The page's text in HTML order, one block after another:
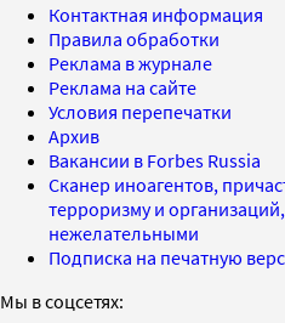
Контактная информация
Правила обработки
Реклама в журнале
Реклама на сайте
Условия перепечатки
Архив
Вакансии в Forbes Russia
Сканер иноагентов,
терроризму и
нежелательными
Подписка на печатную
Мы в соцсетях: